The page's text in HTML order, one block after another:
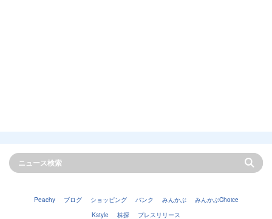
Peachy ブログ ショッピング バンク みんかぶ
みんかぶChoice
Kstyle
株探 プレスリリース